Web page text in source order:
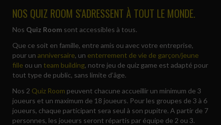
NOS QUIZ ROOM S'ADRESSENT À TOUT LE MONDE.
Nos Quiz Room sont accessibles à tous.
Que ce soit en famille, entre amis ou avec votre entreprise,
pour un anniversaire, un enterrement de vie de garçon/jeune
fille ou un team building, notre jeu de quiz game est adapté pour
tout type de public, sans limite d’âge.
Nos 2 Quiz Room peuvent chacune accueillir un minimum de 3
joueurs et un maximum de 18 joueurs. Pour les groupes de 3 à 6
joueurs, chaque participant sera seul à son pupitre. A partir de 7
personnes, les joueurs seront répartis par équipe de 2 ou 3.